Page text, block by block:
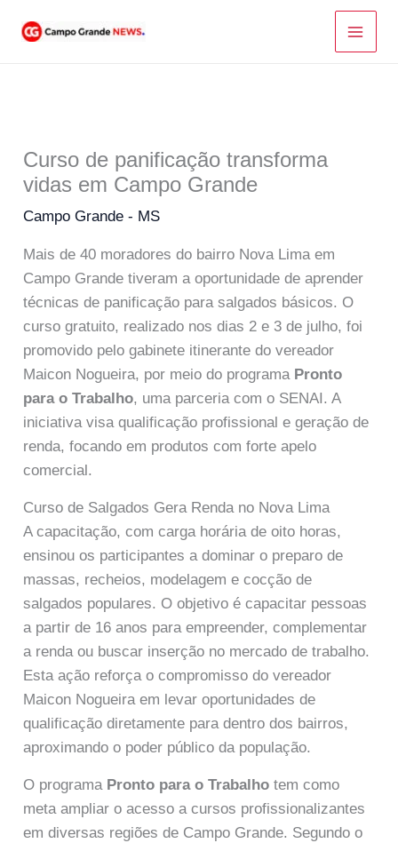
para
Curso de panificação transforma
vidas em Campo Grande
Campo Grande - MS
Mais de 40 moradores do bairro Nova Lima em
Campo Grande tiveram a oportunidade de aprender
técnicas de panificação para salgados básicos. O
curso gratuito, realizado nos dias 2 e 3 de julho, foi
promovido pelo gabinete itinerante do vereador
Maicon Nogueira, por meio do programa Pronto
para o Trabalho, uma parceria com o SENAI. A
iniciativa visa qualificação profissional e geração de
renda, focando em produtos com forte apelo
comercial.
Curso de Salgados Gera Renda no Nova Lima
A capacitação, com carga horária de oito horas,
ensinou os participantes a dominar o preparo de
massas, recheios, modelagem e cocção de
salgados populares. O objetivo é capacitar pessoas
a partir de 16 anos para empreender, complementar
a renda ou buscar inserção no mercado de trabalho.
Esta ação reforça o compromisso do vereador
Maicon Nogueira em levar oportunidades de
qualificação diretamente para dentro dos bairros,
aproximando o poder público da população.
O programa Pronto para o Trabalho tem como
meta ampliar o acesso a cursos profissionalizantes
em diversas regiões de Campo Grande. Segundo o